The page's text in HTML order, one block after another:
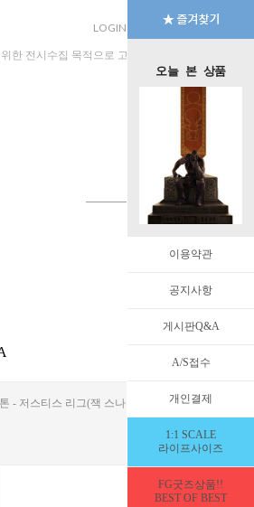
오늘 본 상품
이용약관
공지사항
게시판Q&A
A/S접수
개인결제
1:1 SCALE
라이프사이즈
FG굿즈상품!!
BEST OF BEST
LOGIN JOIN MYPAGE
한 전시수집 목적으로 고안된 수입판매 전문 법인
톤 - 저스티스 리그(잭 스나이더)다크사이드 1/4 스케